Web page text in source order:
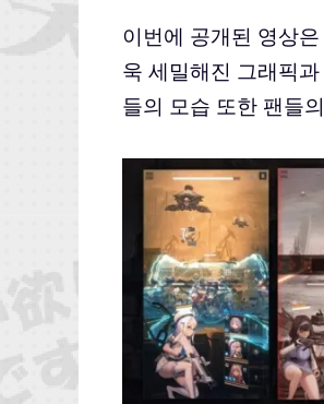
이번에 공개된 영상
욱 세밀해진 그래픽
들의 모습 또한 팬들